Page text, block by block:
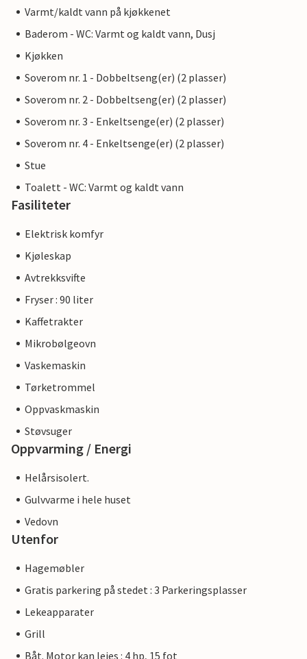
Varmt/kaldt vann på kjøkkenet
Baderom - WC: Varmt og kaldt vann, Dusj
Kjøkken
Soverom nr. 1 - Dobbeltseng(er) (2 plasser)
Soverom nr. 2 - Dobbeltseng(er) (2 plasser)
Soverom nr. 3 - Enkeltsenge(er) (2 plasser)
Soverom nr. 4 - Enkeltsenge(er) (2 plasser)
Stue
Toalett - WC: Varmt og kaldt vann
Fasiliteter
Elektrisk komfyr
Kjøleskap
Avtrekksvifte
Fryser : 90 liter
Kaffetrakter
Mikrobølgeovn
Vaskemaskin
Tørketrommel
Oppvaskmaskin
Støvsuger
Oppvarming / Energi
Helårsisolert.
Gulvvarme i hele huset
Vedovn
Utenfor
Hagemøbler
Gratis parkering på stedet : 3 Parkeringsplasser
Lekeapparater
Grill
Båt. Motor kan leies : 4 hp, 15 fot